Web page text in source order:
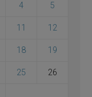
4 5
11 12
18 19
25 26